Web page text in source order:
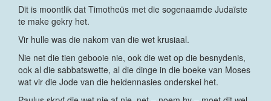
Dit is moontlik dat Timotheüs met die sogenaamde Judaïste
te make gekry het.
Vir hulle was die nakom van die wet krusiaal.
Nie net die tien gebooie nie, ook die wet op die besnydenis,
ook al die sabbatswette, al die dinge in die boeke van Moses
wat vir die Jode van die heidennasies onderskei het.